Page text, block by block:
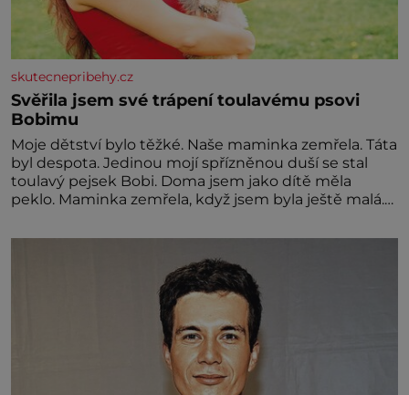
skutecnepribehy.cz
Svěřila jsem své trápení toulavému psovi
Bobimu
Moje dětství bylo těžké. Naše maminka zemřela. Táta
byl despota. Jedinou mojí spřízněnou duší se stal
toulavý pejsek Bobi. Doma jsem jako dítě měla
peklo. Maminka zemřela, když jsem byla ještě malá.
výplatu. Čtyři roky jsem chodila do školy u nás na
vesnici. Měli mě tam rádi, protože